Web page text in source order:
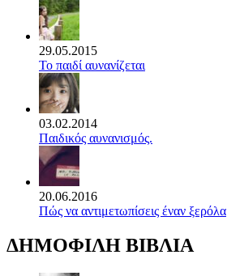
29.05.2015
Το παιδί αυνανίζεται
03.02.2014
Παιδικός αυνανισμός.
20.06.2016
Πώς να αντιμετωπίσεις έναν ξερόλα
ΔΗΜΟΦΙΛΗ ΒΙΒΛΙΑ